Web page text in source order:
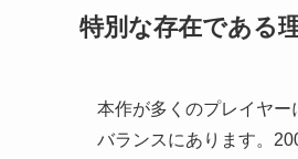
特別な存在である
本作が多くのプレイヤ
バランスにあります。